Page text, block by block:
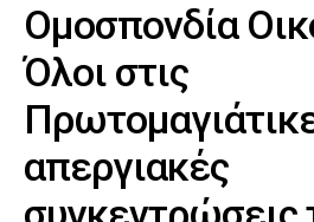
Ομοσπονδία
Όλοι στις
απεργιακές